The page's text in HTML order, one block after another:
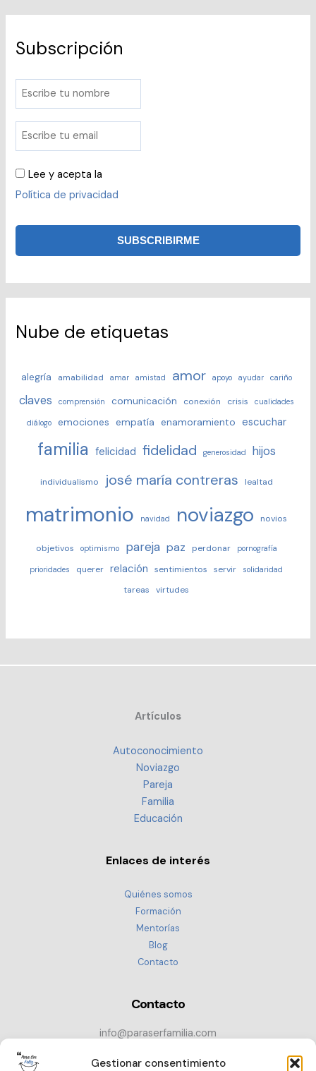
Gestionar consentimiento
Subscripción
Lee y acepta la
Política de privacidad
Nube de etiquetas
alegría amabilidad amar amistad amor apoyo ayudar cariño
claves comprensión comunicación conexión crisis cualidades
diálogo emociones empatía enamoramiento escuchar
familia felicidad fidelidad generosidad hijos
individualismo josé maría contreras lealtad
matrimonio navidad noviazgo novios
objetivos optimismo pareja paz perdonar pornografía
prioridades querer relación sentimientos servir solidaridad
tareas virtudes
Artículos
Autoconocimiento
Noviazgo
Pareja
Familia
Educación
Enlaces de interés
Quiénes somos
Formación
Mentorías
Blog
Contacto
Contacto
info@paraserfamilia.com